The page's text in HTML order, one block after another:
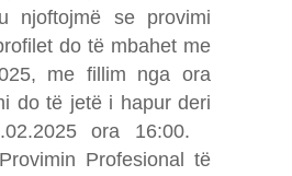
njoftojmë se provimi
do të mbahet me
me fillim nga ora
do të jetë i hapur deri
ora 16:00.
Profesional të